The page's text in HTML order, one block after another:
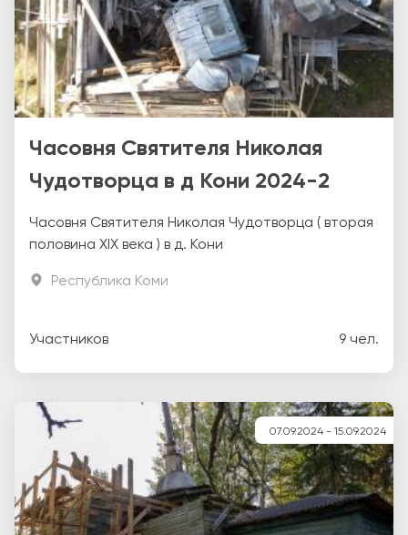
Часовня Святителя Николая
Чудотворца в д Кони 2024-2
Часовня Святителя Николая Чудотворца ( вторая
половина ХIX века ) в д. Кони
Республика Коми
Участников 9 чел.
07.09.2024 - 15.09.2024